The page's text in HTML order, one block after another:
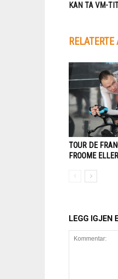
KAN TA VM-
TOUR DE
FROOME
LEGG IGJEN